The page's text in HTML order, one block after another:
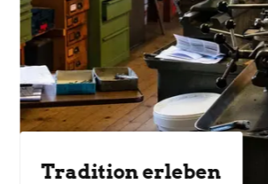
Veranstaltungen